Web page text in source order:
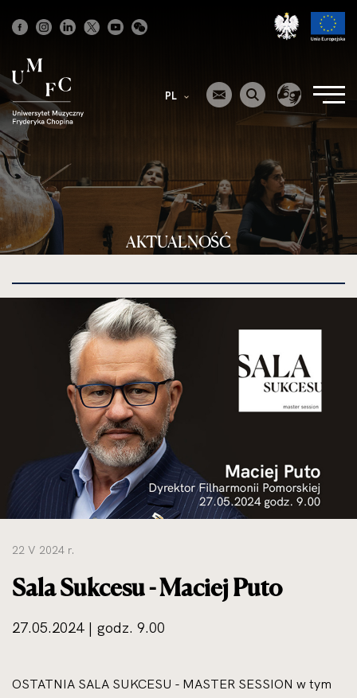
Strona
główna
PL
AKTUALNOŚĆ
powiększenie
rozmiarów
oryginalnych
22 V 2024 r.
Sala Sukcesu - Maciej Puto
27.05.2024 | godz. 9.00
OSTATNIA SALA SUKCESU - MASTER SESSION w tym